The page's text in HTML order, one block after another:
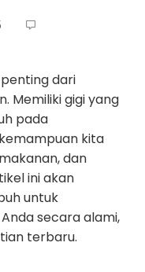
dari
Memiliki gigi yang
pada
kita
dan
ini akan
untuk
secara alami,
terbaru.